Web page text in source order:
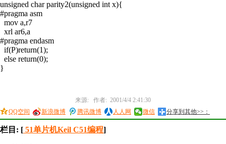
unsigned char parity2(unsigned int x){
#pragma asm
mov a,r7
xrl ar6,a
#pragma endasm
if(P)return(1);
else return(0);
}
来源: 作者: 2001/4/4 2:41:30
QQ空间
新浪微博 腾讯微博 人人网 微信 分享到其他>>：
栏目: [ 51单片机Keil C51编程]